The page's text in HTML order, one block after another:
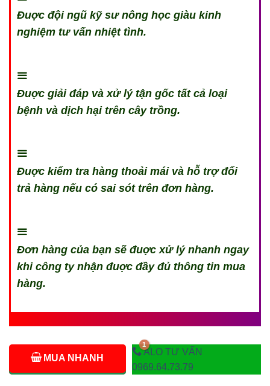
Đuợc đội ngũ kỹ sư nông học giàu kinh
nghiệm tư vấn nhiệt tình.
Đuợc giải đáp và xử lý tận gốc tất cả loại
bệnh và dịch hại trên cây trồng.
Đuợc kiểm tra hàng thoải mái và hỗ trợ đổi
trả hàng nếu có sai sót trên đơn hàng.
Đơn hàng của bạn sẽ đuợc xử lý nhanh ngay
khi công ty nhận đuợc đầy đủ thông tin mua
hàng.
MUA NHANH
ALO TƯ VẤN
0969.64.73.79